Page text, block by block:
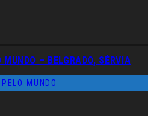
MUNDO – BELGRADO, SÉRVIA
MUNDO